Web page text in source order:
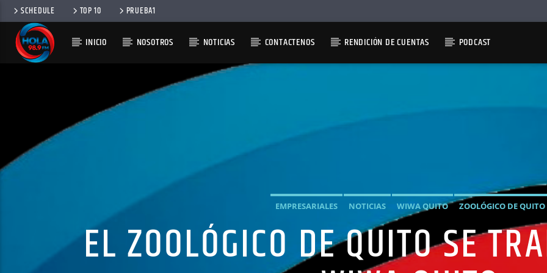
SCHEDULE TOP 10 PRUEBA1
INICIO NOSOTROS NOTICIAS CONTACTENOS RENDICIÓN DE CUENTAS PODCAST
EMPRESARIALES NOTICIAS WIWA QUITO ZOOLÓGICO DE QUITO
EL ZOOLÓGICO DE QUITO SE